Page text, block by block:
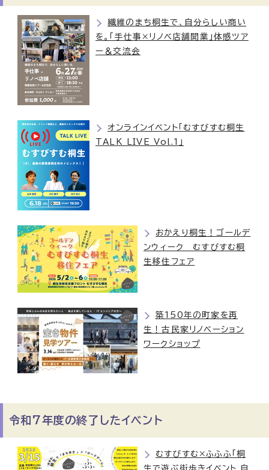
繊維のまち桐生で、自分らしい商い
を。「手仕事×リノベ店舗開業」体感ツア
ー＆交流会
オンラインイベント「むすびすむ桐生
TALK LIVE Vol.1」
おかえり桐生！ゴールデ
ンウィーク むすびすむ桐
生移住フェア
築150年の町家を再
生！古民家リノベーション
ワークショップ
令和7年度の終了したイベント
むすびすむ×ふふふ「桐
生で遊ぶ街歩きイベント 自